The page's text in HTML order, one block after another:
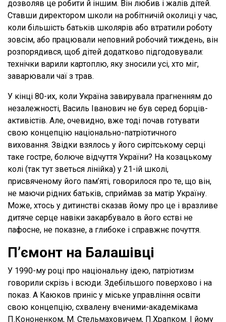
дозволяв це робити й іншим. Він любив і жалів дітей.
Ставши директором школи на робітничій околиці у час,
коли більшість батьків школярів або втратили роботу
зовсім, або працювали неповний робочий тиждень, він
розпорядився, щоб дітей додатково підгодовували:
технічки варили картоплю, яку зносили усі, хто міг,
заварювали чаї з трав.
У кінці 80-их, коли Україна завирувала прагненням до
незалежності, Василь Іванович не був серед борців-
активістів. Але, очевидно, вже тоді почав готувати
свою концепцію національно-патріотичного
виховання. Звідки взялось у його сирітському серці
таке гостре, болюче відчуття України? На козацькому
колі (так тут зветься лінійка) у 21-ій школі,
присвяченому його пам’яті, говорилося про те, що він,
не маючи рідних батьків, сприймав за матір Україну.
Може, хтось у дитинстві сказав йому про це і вразливе
дитяче серце навіки закарбувало в його єстві не
пафосне, не показне, а глибоке і справжнє почуття.
П’ємонт на Балашівці
У 1990-му році про національну ідею, патріотизм
говорили скрізь і всюди. Здебільшого поверхово і на
показ. А Каюков приніс у міське управління освіти
свою концепцію, схвалену вченими-академікама
П.Кононенком, М. Стельмаховичем, П.Храпком. І йому